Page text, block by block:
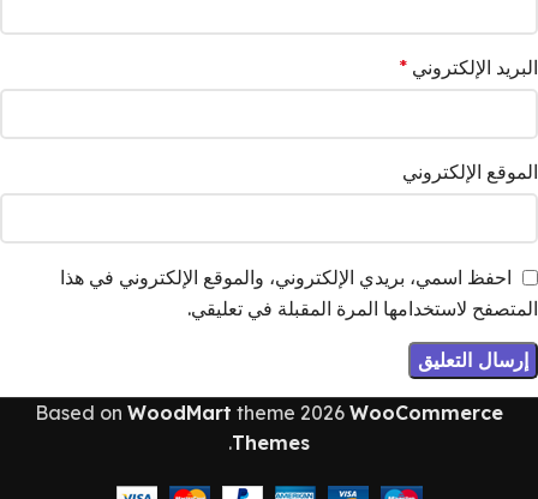
البريد الإلكتروني *
الموقع الإلكتروني
احفظ اسمي، بريدي الإلكتروني، والموقع الإلكتروني في هذا
المتصفح لاستخدامها المرة المقبلة في تعليقي.
Based on WoodMart theme 2026 WooCommerce
Themes
.